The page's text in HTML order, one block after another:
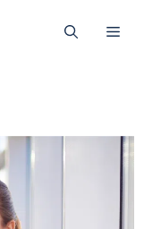
MENU